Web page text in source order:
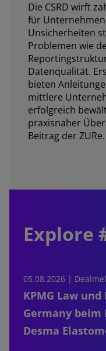
Die CSRD wirft
für
Unsicherheiten
Problemen wie
Datenqualität.
bieten
mittlere
erfolgreich
praxisnaher
Beitrag der ZURe.
Explore
05.08.2026 |
KPMG Law
Germany beim
Desma